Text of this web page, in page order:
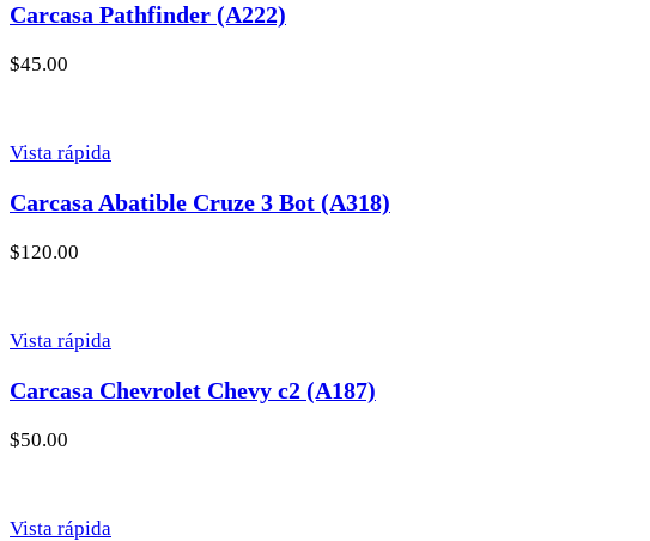
Carcasa Pathfinder (A222)
$45.00
Vista rápida
Carcasa Abatible Cruze 3 Bot (A318)
$120.00
Vista rápida
Carcasa Chevrolet Chevy c2 (A187)
$50.00
Vista rápida